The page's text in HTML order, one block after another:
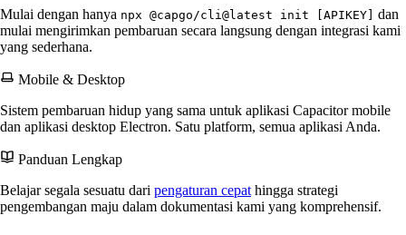
Mulai dengan hanya npx @capgo/cli@latest init [APIKEY]
dan
mulai mengirimkan pembaruan secara langsung dengan integrasi kami
yang sederhana.
Mobile & Desktop
Sistem pembaruan hidup yang sama untuk aplikasi Capacitor mobile
dan aplikasi desktop Electron. Satu platform, semua aplikasi Anda.
Panduan Lengkap
Belajar segala sesuatu dari pengaturan cepat hingga strategi
pengembangan maju dalam dokumentasi kami yang komprehensif.